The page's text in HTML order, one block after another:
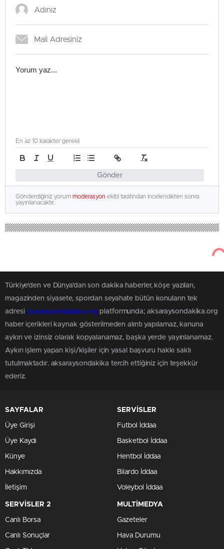
Gönder
En az 10 karakter gerekli
Gönderdiğiniz yorum moderasyon ekibi tarafından incelendikten sonra
yayınlanacaktır.
Türkiye'den ve Dünya’dan son dakika haberler, köşe yazıları,
magazinden siyasete, spordan seyahate bütün konuların tek
adresiaksaraysondakika.org platformunda; aksaraysondakika.org
haber içerikleri kaynak gösterilmeden alıntı yapılamaz, kanuna
aykırı ve izinsiz olarak kopyalanamaz, başka yerde yayınlanamaz.
Aykırı işlem yapan kişi/kişiler için yasal başvuru hakkı saklı
tutulmaktadır. aksaraysondakika tercih ettiğiniz için teşekkür
ederiz.
SAYFALAR
Üye Girişi
Üye Kaydı
Künye
Hakkımızda
İletişim
SERVİSLER
Futbol İddaa
Basketbol İddaa
Hentbol İddaa
Bilardo İddaa
Voleybol İddaa
SERVİSLER 2
Canlı Borsa
Canlı Sonuçlar
MULTİMEDYA
Gazeteler
Hava Durumu